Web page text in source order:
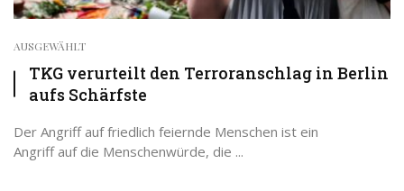
AUSGEWÄHLT
TKG verurteilt den Terroranschlag in Berlin
aufs Schärfste
Der Angriff auf friedlich feiernde Menschen ist ein
Angriff auf die Menschenwürde, die ...